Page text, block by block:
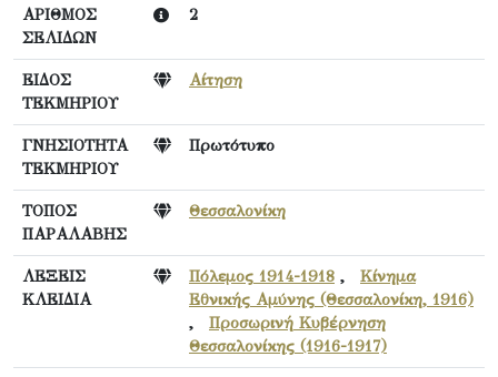
ΑΡΙΘΜΟΣ
ΣΕΛΙΔΩΝ
2
ΕΙΔΟΣ
ΤΕΚΜΗΡΙΟΥ
Αίτηση
ΓΝΗΣΙΟΤΗΤΑ
ΤΕΚΜΗΡΙΟΥ
Πρωτότυπο
ΤΟΠΟΣ
ΠΑΡΑΛΑΒΗΣ
Θεσσαλονίκη
ΛΕΞΕΙΣ
ΚΛΕΙΔΙΑ
Πόλεμος 1914-1918 , Κίνημα
Εθνικής Αμύνης (Θεσσαλονίκη, 1916)
, Προσωρινή Κυβέρνηση
Θεσσαλονίκης (1916-1917)